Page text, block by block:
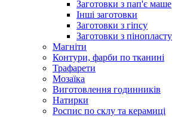
Заготовки з пап'є маше
Інші заготовки
Заготовки з гіпсу
Заготовки з пінопласту
Магніти
Контури, фарби по тканині
Трафарети
Мозаїка
Виготовлення годинників
Натирки
Роспис по склу та керамиці